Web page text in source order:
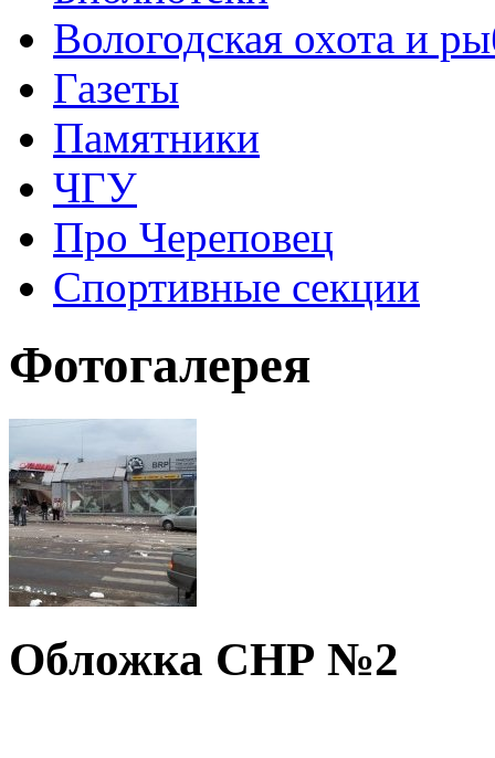
Вологодская охота и
Газеты
Памятники
ЧГУ
Про Череповец
Спортивные секции
Фотогалерея
Обложка СНР №2